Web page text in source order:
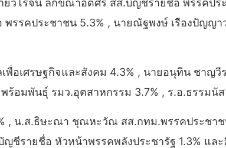
วิโรจน์ ลักขณาอดิศร สส.บัญชีรายชื่อ พรรคปร
พรรคประชาชน 5.3% , นายณัฐพงษ์ เรืองปัญ
พื่อเศรษฐกิจและสังคม 4.3% , นายอนุทิน ชาญ
อมพันธุ์ รมว.อุตสาหกรรม 3.7% , ร.อ.ธรรมนั
, น.ส.ธิษะณา ชุณหะวัณ สส.กทม.พรรคประชา
ชีรายชื่อ หัวหน้าพรรคพลังประชารัฐ 1.3% และ